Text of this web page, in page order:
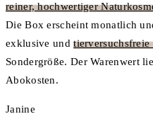
reiner, hochwertiger
Die Box erscheint monatlich
exklusive und
Sondergröße. Der Warenwert
Abokosten.
Janine